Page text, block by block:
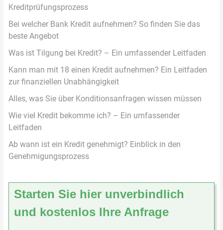
Kreditprüfungsprozess
Bei welcher Bank Kredit aufnehmen? So finden Sie das
beste Angebot
Was ist Tilgung bei Kredit? – Ein umfassender Leitfaden
Kann man mit 18 einen Kredit aufnehmen? Ein Leitfaden
zur finanziellen Unabhängigkeit
Alles, was Sie über Konditionsanfragen wissen müssen
Wie viel Kredit bekomme ich? – Ein umfassender
Leitfaden
Ab wann ist ein Kredit genehmigt? Einblick in den
Genehmigungsprozess
Starten Sie hier unverbindlich
und kostenlos Ihre Anfrage